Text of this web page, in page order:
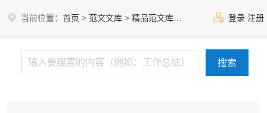
当前位置： 首页 > 范文文库 > 精品范文库 15号文库 登录 注册